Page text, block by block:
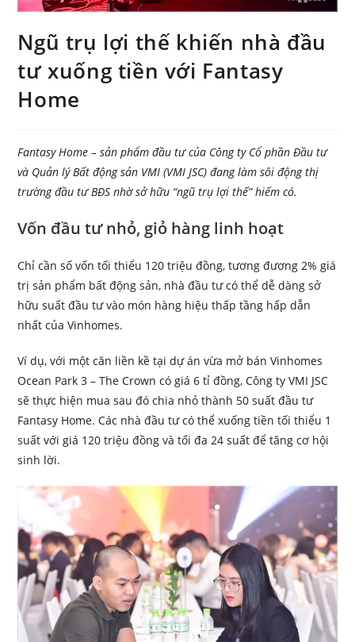
Ngũ trụ lợi thế khiến nhà đầu
tư xuống tiền với Fantasy
Home
Fantasy Home – sản phẩm đầu tư của Công ty Cổ phần Đầu tư
và Quản lý Bất động sản VMI (VMI JSC) đang làm sôi động thị
trường đầu tư BĐS nhờ sở hữu “ngũ trụ lợi thế” hiếm có.
Vốn đầu tư nhỏ, giỏ hàng linh hoạt
Chỉ cần số vốn tối thiểu 120 triệu đồng, tương đương 2% giá
trị sản phẩm bất động sản, nhà đầu tư có thể dễ dàng sở
hữu suất đầu tư vào món hàng hiệu thấp tầng hấp dẫn
nhất của Vinhomes.
Ví dụ, với một căn liền kề tại dự án vừa mở bán Vinhomes
Ocean Park 3 – The Crown có giá 6 tỉ đồng, Công ty VMI JSC
sẽ thực hiện mua sau đó chia nhỏ thành 50 suất đầu tư
Fantasy Home. Các nhà đầu tư có thể xuống tiền tối thiểu 1
suất với giá 120 triệu đồng và tối đa 24 suất để tăng cơ hội
sinh lời.